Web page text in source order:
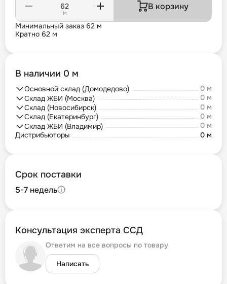
м
В корзину
Минимальный заказ 62 м
Кратно 62 м
В наличии 0 м
Основной склад (Домодедово)
0 м
Склад ЖБИ (Москва)
0 м
Склад (Новосибирск)
0 м
Склад (Екатеринбург)
0 м
Склад ЖБИ (Владимир)
0 м
Дистрибьюторы
0 м
Срок поставки
5-7 недель
Консультация эксперта ССД
Ответим на все вопросы по товару
Написать